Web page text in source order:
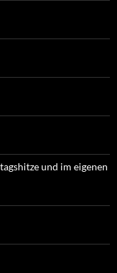
und im eigenen